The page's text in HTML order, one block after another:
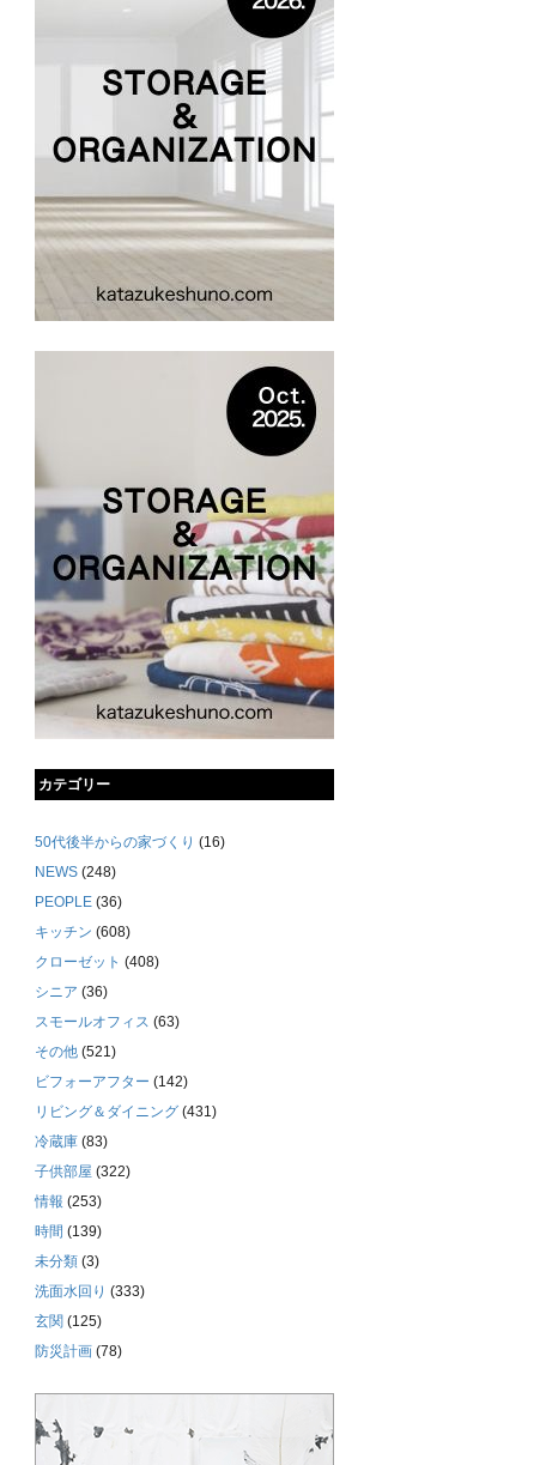
カテゴリー
50代後半からの家づくり (16)
NEWS (248)
PEOPLE (36)
キッチン (608)
クローゼット (408)
シニア (36)
スモールオフィス (63)
その他 (521)
ビフォーアフター (142)
リビング＆ダイニング (431)
冷蔵庫 (83)
子供部屋 (322)
情報 (253)
時間 (139)
未分類 (3)
洗面水回り (333)
玄関 (125)
防災計画 (78)